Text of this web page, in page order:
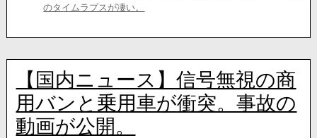
のタイムラプスが凄い。
【国内ニュース】信号無視の商
用バンと乗用車が衝突。事故の
動画が公開。